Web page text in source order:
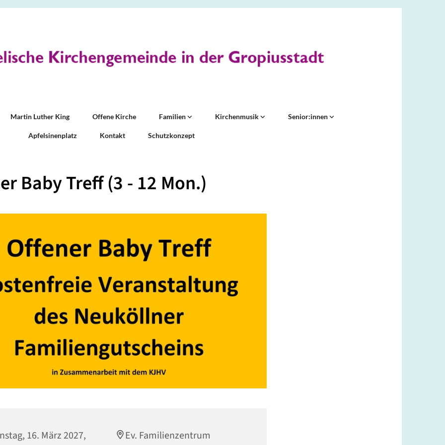
Martin Luther King Offene Kirche Familien Kirchenmusik Senior:innen
Apfelsinenplatz Kontakt Schutzkonzept
Baby Treff (3 - 12 Mon.)
16. März 2027,
Ev. Familienzentrum